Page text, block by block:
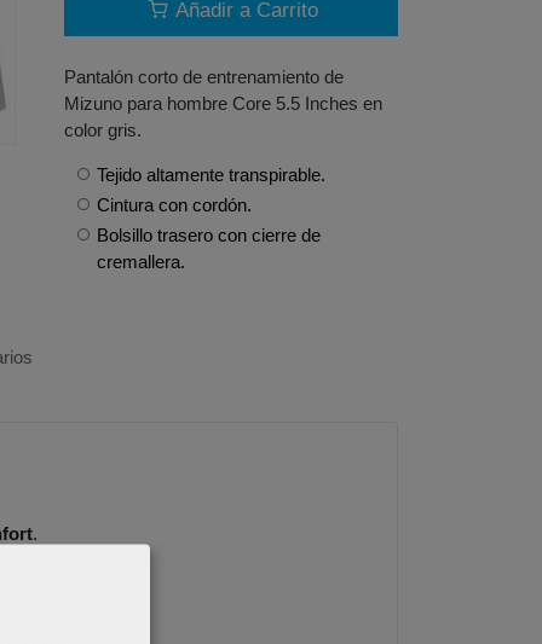
Añadir a Carrito
Pantalón corto de entrenamiento de
Mizuno para hombre Core 5.5 Inches en
color gris.
Tejido altamente transpirable.
Cintura con cordón.
Bolsillo trasero con cierre de
cremallera.
.